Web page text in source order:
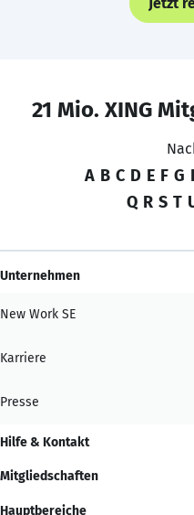
21 Mio. XING
A B C D E F G
Q R S T
Unternehmen
New Work SE
Karriere
Presse
Hilfe & Kontakt
Mitgliedschaften
Hauptbereiche